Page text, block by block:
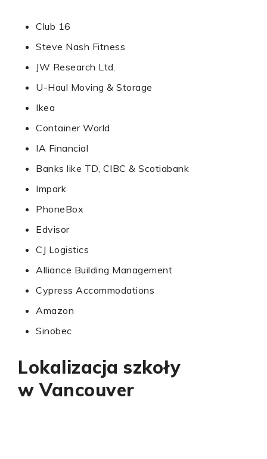
Club 16
Steve Nash Fitness
JW Research Ltd.
U-Haul Moving & Storage
Ikea
Container World
IA Financial
Banks like TD, CIBC & Scotiabank
Impark
PhoneBox
Edvisor
CJ Logistics
Alliance Building Management
Cypress Accommodations
Amazon
Sinobec
Lokalizacja szkoły
w Vancouver